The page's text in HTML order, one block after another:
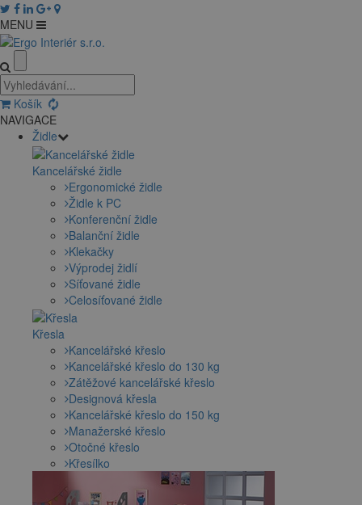
MENU
Košík
NAVIGACE
Židle
Kancelářské židle
Ergonomické židle
Židle k PC
Konferenční židle
Balanční židle
Klekačky
Výprodej židlí
Síťované židle
Celosíťované židle
Křesla
Kancelářské křeslo
Kancelářské křeslo do 130 kg
Zátěžové kancelářské křeslo
Designová křesla
Kancelářské křeslo do 150 kg
Manažerské křeslo
Otočné křeslo
Křesílko